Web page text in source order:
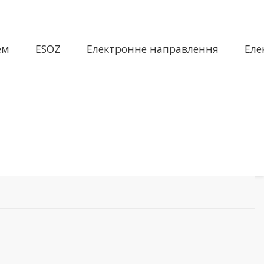
ESOZ Електронне направлення